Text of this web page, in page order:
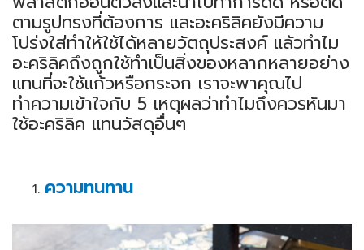
ตามรูปทรงที่ต้องการ และอะคริลิคยังมีความ
โปร่งใส่ทำให้ใช้ได้หลายวัตถุประสงค์ แล้วทำไม
อะคริลิคถึงถูกใช้ทำเป็นสิ่งของหลากหลายอย่าง
แทนที่จะใช้แก้วหรือกระจก เราจะพาคุณไป
ทำความเข้าใจกับ 5 เหตุผลว่าทำไมถึงควรหันมา
ใช้อะคริลิค แทนวัสดุอื่นๆ
ความทนทาน